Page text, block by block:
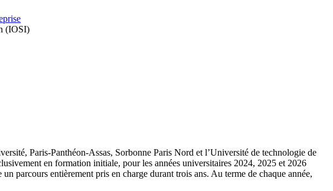
(IOSI)
Paris-Panthéon-Assas, Sorbonne Paris Nord et l’Université de technologie de
en formation initiale, pour les années universitaires 2024, 2025 et 2026
parcours entièrement pris en charge durant trois ans. Au terme de chaque année,